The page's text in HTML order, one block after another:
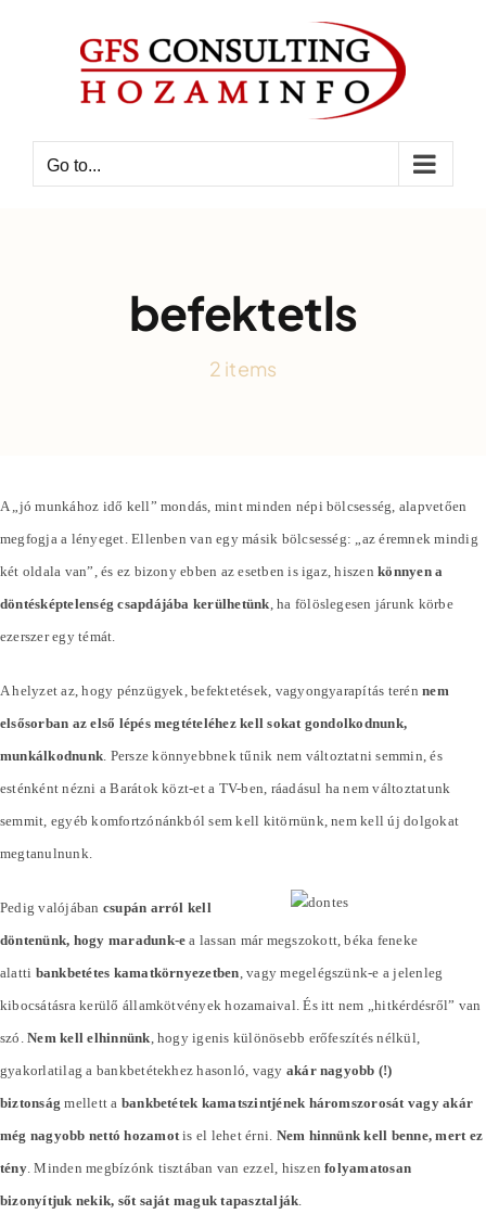
Go to...
befektetls
2 items
A „jó munkához idő kell” mondás, mint minden népi bölcsesség, alapvetően
megfogja a lényeget. Ellenben van egy másik bölcsesség: „az éremnek mindig
két oldala van”, és ez bizony ebben az esetben is igaz, hiszenkönnyen a
döntésképtelenség csapdájába kerülhetünk , ha fölöslegesen járunk körbe
ezerszer egy témát.
A helyzet az, hogy pénzügyek, befektetések, vagyongyarapítás terénnem
elsősorban az első lépés megtételéhez kell sokat gondolkodnunk,
munkálkodnunk . Persze könnyebbnek tűnik nem változtatni semmin, és
esténként nézni a Barátok közt-et a TV-ben, ráadásul ha nem változtatunk
semmit, egyéb komfortzónánkból sem kell kitörnünk, nem kell új dolgokat
megtanulnunk.
Pedig valójában csupán arról kell
döntenünk, hogy maradunk-e a lassan már megszokott, béka feneke
alatti bankbetétes kamatkörnyezetben , vagy megelégszünk-e a jelenleg
kibocsátásra kerülő államkötvények hozamaival. És itt nem „hitkérdésről” van
szó.Nem kell elhinnünk , hogy igenis különösebb erőfeszítés nélkül,
gyakorlatilag a bankbetétekhez hasonló, vagy akár nagyobb (!)
biztonság mellett a bankbetétek kamatszintjének háromszorosát vagy akár
még nagyobb nettó hozamotis el lehet érni. Nem hinnünk kell benne, mert ez
tény. Minden megbízónk tisztában van ezzel, hiszenfolyamatosan
bizonyítjuk nekik, sőt saját maguk tapasztalják